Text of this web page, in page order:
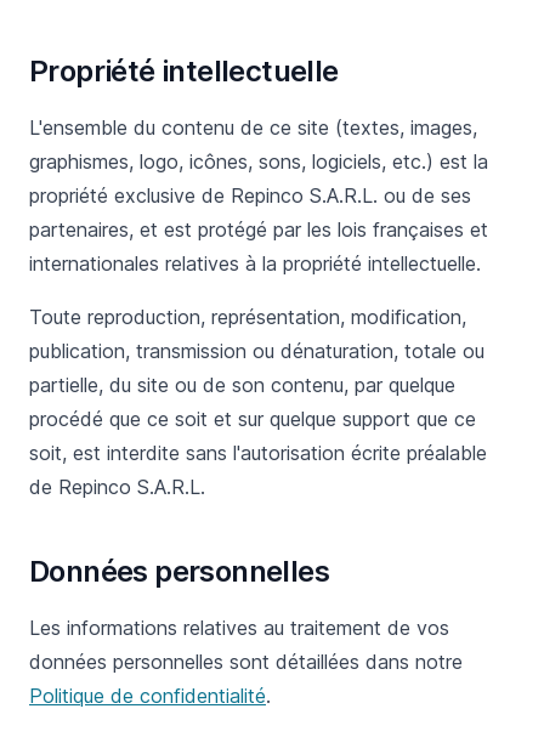
Propriété intellectuelle
L'ensemble du contenu de ce site (textes, images,
graphismes, logo, icônes, sons, logiciels, etc.) est la
propriété exclusive de Repinco S.A.R.L. ou de ses
partenaires, et est protégé par les lois françaises et
internationales relatives à la propriété intellectuelle.
Toute reproduction, représentation, modification,
publication, transmission ou dénaturation, totale ou
partielle, du site ou de son contenu, par quelque
procédé que ce soit et sur quelque support que ce
soit, est interdite sans l'autorisation écrite préalable
de Repinco S.A.R.L.
Données personnelles
Les informations relatives au traitement de vos
données personnelles sont détaillées dans notre
Politique de confidentialité.